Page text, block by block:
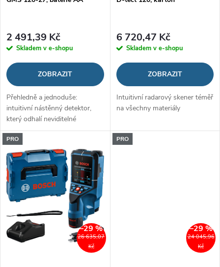
d
u
k
t
ů
r
o
d
u
k
t
ů
2 491,39 Kč
Skladem v e-shopu
ZOBRAZIT
Přehledně a jednoduše:
intuitivní nástěnný detektor,
který odhalí neviditelné
6 720,47 Kč
Skladem v e-shopu
ZOBRAZIT
Intuitivní radarový skener téměř
na všechny materiály
PRO
26 635,07
Kč
–29 %
PRO
24 045,96
Kč
–29 %